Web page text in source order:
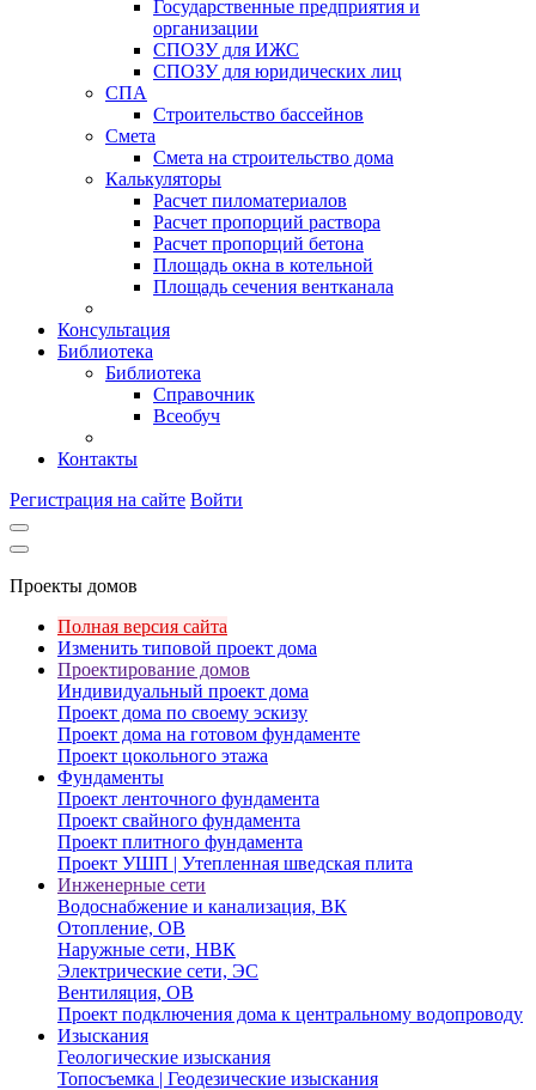
Государственные предприятия и
организации
СПОЗУ для ИЖС
СПОЗУ для юридических лиц
СПА
Строительство бассейнов
Смета
Смета на строительство дома
Калькуляторы
Расчет пиломатериалов
Расчет пропорций раствора
Расчет пропорций бетона
Площадь окна в котельной
Площадь сечения вентканала
Консультация
Библиотека
Библиотека
Справочник
Всеобуч
Контакты
Регистрация на сайте Войти
Проекты домов
Полная версия сайта
Изменить типовой проект дома
Проектирование домов
Индивидуальный проект дома
Проект дома по своему эскизу
Проект дома на готовом фундаменте
Проект цокольного этажа
Фундаменты
Проект ленточного фундамента
Проект свайного фундамента
Проект плитного фундамента
Проект УШП | Утепленная шведская плита
Инженерные сети
Водоснабжение и канализация, ВК
Отопление, ОВ
Наружные сети, НВК
Электрические сети, ЭС
Вентиляция, ОВ
Проект подключения дома к центральному водопроводу
Изыскания
Геологические изыскания
Топосъемка | Геодезические изыскания